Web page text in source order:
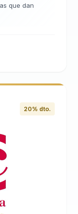
que dan
20% dto.